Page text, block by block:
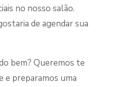
no nosso salão.
de agendar sua
bem? Queremos te
e preparamos uma